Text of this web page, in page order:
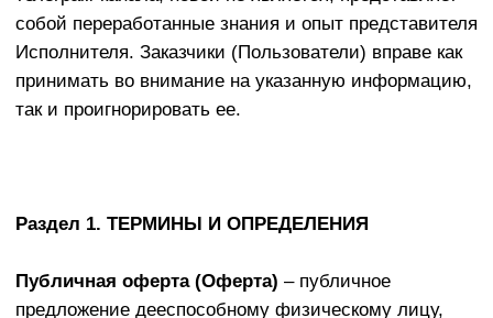
Услуги- оказание платных информационных услуг по
информированию при предоставлении онлайн-
Доступ (Подписка)
— предоставление Пользователю
на условиях Договора возможности за плату в
Telegram (telegram-канал), владельцем которого
является Исполнитель.
видеоматериала и раздаточных материалов (При